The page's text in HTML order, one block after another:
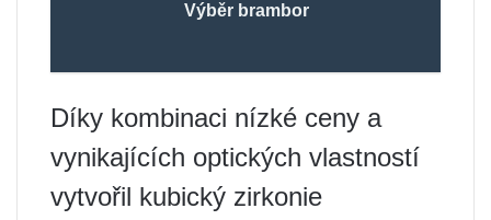
Výběr brambor
Díky kombinaci nízké ceny a
vynikajících optických vlastností
vytvořil kubický zirkonie